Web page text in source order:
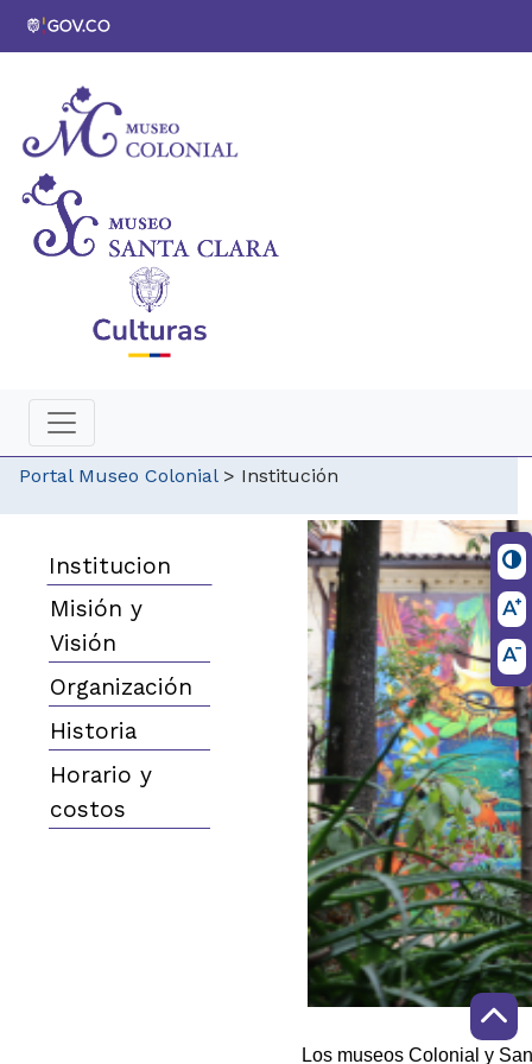
Portal Museo Colonial> Institución
Institucion
Misión y
Visión
Organización
Historia
Horario y
costos
Los museos Colonial y